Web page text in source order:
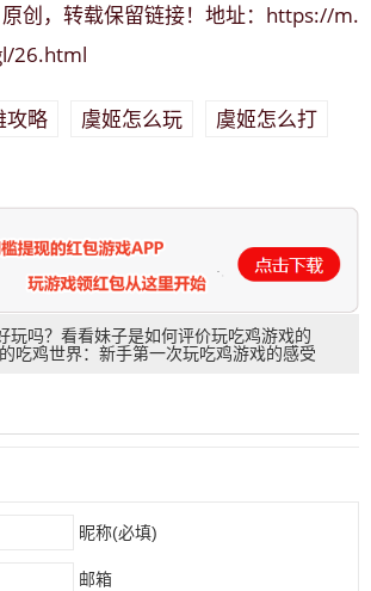
原创，转载保留链接！地址： https://m.
26.html
攻略 虞姬怎么玩
虞姬怎么打
玩吗？看看妹子是如何评价玩吃鸡游戏的
吃鸡世界：新手第一次玩吃鸡游戏的感受
昵称(必填)
邮箱